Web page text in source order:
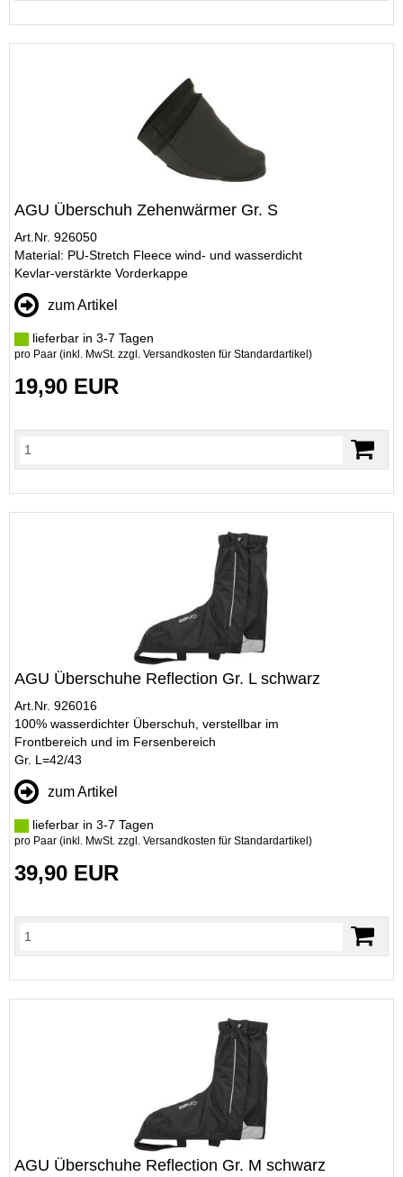
AGU Überschuh Zehenwärmer Gr. S
Art.Nr. 926050
Material: PU-Stretch Fleece wind- und wasserdicht
Kevlar-verstärkte Vorderkappe
zum Artikel
lieferbar in 3-7 Tagen
pro Paar (inkl. MwSt. zzgl. Versandkosten für Standardartikel )
19,90 EUR
AGU Überschuhe Reflection Gr. L schwarz
Art.Nr. 926016
100% wasserdichter Überschuh, verstellbar im
Frontbereich und im Fersenbereich
Gr. L=42/43
zum Artikel
lieferbar in 3-7 Tagen
pro Paar (inkl. MwSt. zzgl. Versandkosten für Standardartikel )
39,90 EUR
AGU Überschuhe Reflection Gr. M schwarz